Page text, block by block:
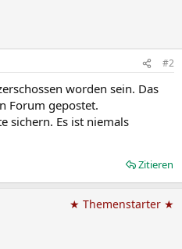
#2
worden sein. Das
Forum gepostet.
sichern. Es ist niemals
Zitieren
★ Themenstarter ★